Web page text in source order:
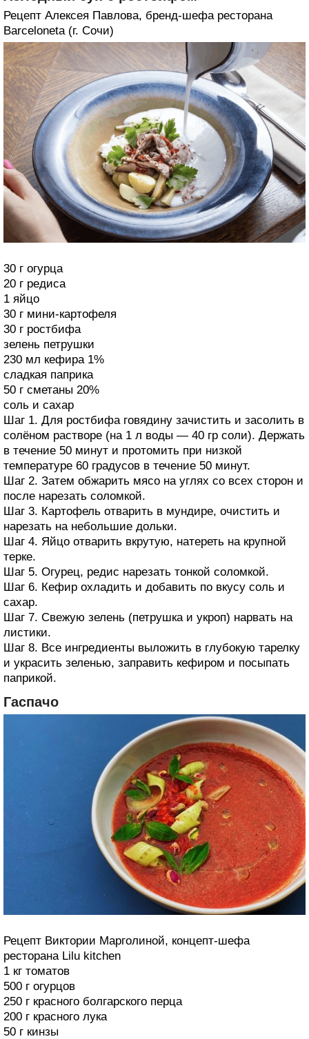
Рецепт Алексея Павлова, бренд-шефа ресторана
Barceloneta (г. Сочи)
30 г огурца
20 г редиса
1 яйцо
30 г мини-картофеля
30 г ростбифа
зелень петрушки
230 мл кефира 1%
сладкая паприка
50 г сметаны 20%
соль и сахар
Шаг 1. Для ростбифа говядину зачистить и засолить в
солёном растворе (на 1 л воды — 40 гр соли). Держать
в течение 50 минут и протомить при низкой
температуре 60 градусов в течение 50 минут.
Шаг 2. Затем обжарить мясо на углях со всех сторон и
после нарезать соломкой.
Шаг 3. Картофель отварить в мундире, очистить и
нарезать на небольшие дольки.
Шаг 4. Яйцо отварить вкрутую, натереть на крупной
терке.
Шаг 5. Огурец, редис нарезать тонкой соломкой.
Шаг 6. Кефир охладить и добавить по вкусу соль и
сахар.
Шаг 7. Свежую зелень (петрушка и укроп) нарвать на
листики.
Шаг 8. Все ингредиенты выложить в глубокую тарелку
и украсить зеленью, заправить кефиром и посыпать
паприкой.
Гаспачо
Рецепт Виктории Марголиной, концепт-шефа
ресторана Lilu kitchen
1 кг томатов
500 г огурцов
250 г красного болгарского перца
200 г красного лука
50 г кинзы